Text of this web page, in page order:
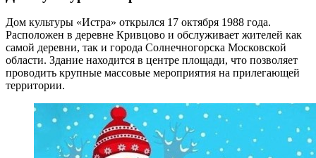
Дом культуры «Истра» открылся 17 октября 1988 года.
Расположен в деревне Кривцово и обслуживает жителей как
самой деревни, так и города Солнечногорска Московской
области. Здание находится в центре площади, что позволяет
проводить крупные массовые мероприятия на прилегающей
территории.